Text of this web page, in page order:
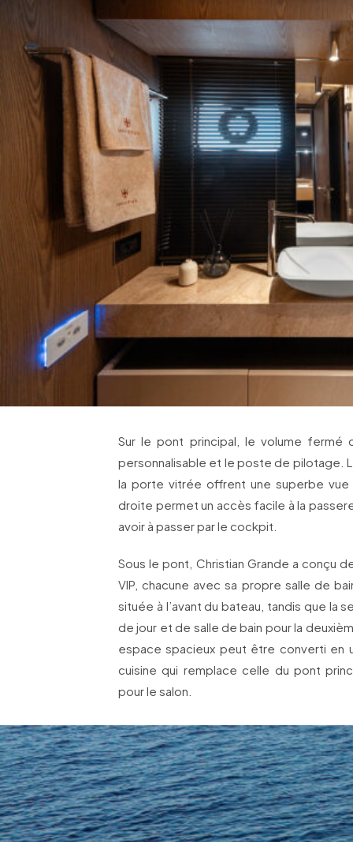
Sur le pont principal, le volume fermé
personnalisable et le poste de pilotage.
la porte vitrée offrent une superbe vue
droite permet un accès facile à la
avoir à passer par le cockpit.
Sous le pont, Christian Grande a conçu
VIP, chacune avec sa propre salle de
située à l’avant du bateau, tandis que la
de jour et de salle de bain pour la
espace spacieux peut être converti en
cuisine qui remplace celle du pont
pour le salon.